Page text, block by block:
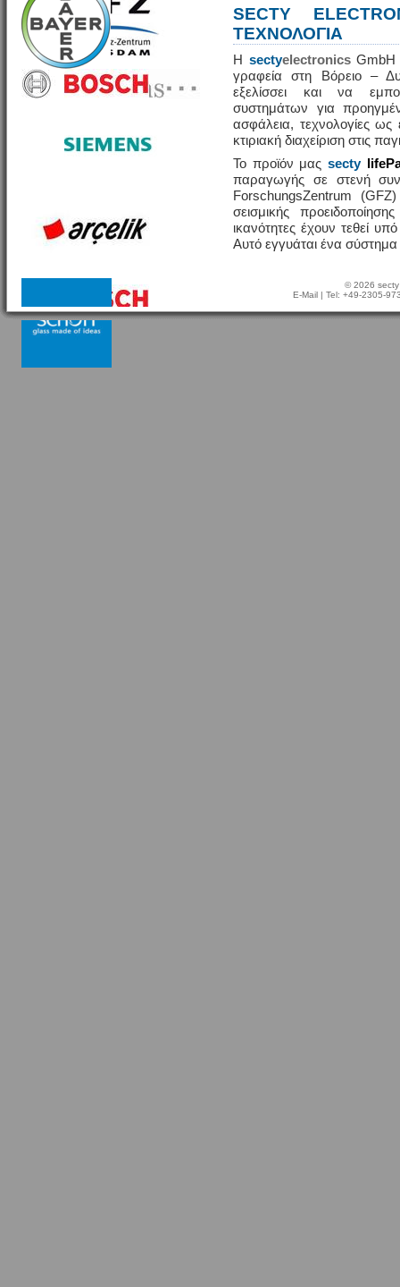
SECTY
ΤΕΧΝΟΛΟΓΙΑ
Η sectyelectronicsGmbH
γραφεία στη Βόρειο –
εξελίσσει και να
συστημάτων για
ασφάλεια, τεχνολογίες
κτιριακή διαχείριση στις
Το προϊόν μας secty
παραγωγής σε στενή
ForschungsZentrum
σεισμικής
ικανότητες έχουν τεθεί
Αυτό εγγυάται ένα
© 2026
E-Mail | Tel: +49-2305-